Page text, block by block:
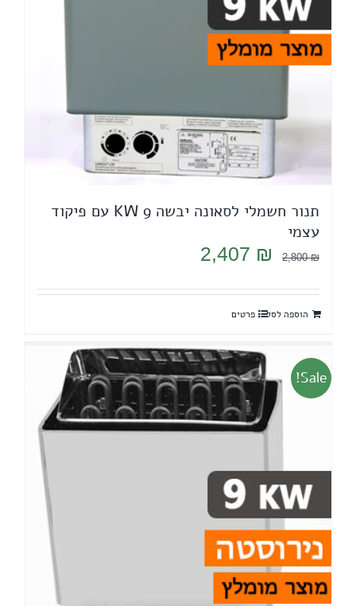
תנור חשמלי לסאונה יבשה 9 KW עם פיקוד
עצמי
2,800₪
המחיר
היה:
2,800 ₪.
2,407 ₪
המחיר
הוא:
הוספה לסל פרטים
Sale!